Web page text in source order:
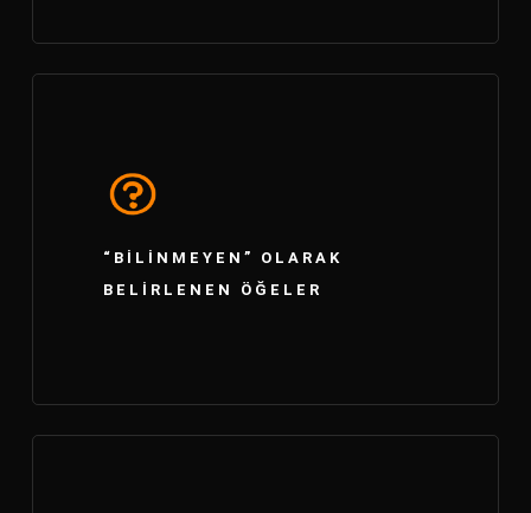
“BILINMEYEN” OLARAK
BELIRLENEN ÖĞELER